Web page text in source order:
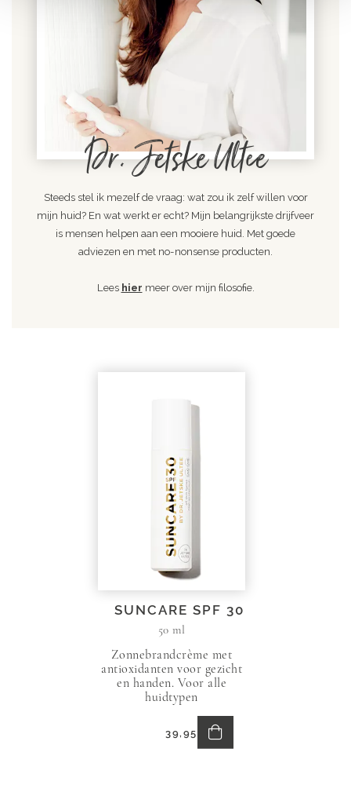
Dr. Jetske Ultee
Steeds stel ik mezelf de vraag: wat zou ik zelf willen voor
mijn huid? En wat werkt er echt? Mijn belangrijkste drijfveer
is mensen helpen aan een mooiere huid. Met goede
adviezen en met no-nonsense producten.
Lees hier meer over mijn filosofie.
SUNCARE SPF 30
50 ml
Zonnebrandcrème met
antioxidanten voor gezicht
en handen. Voor alle
huidtypen
39,95
In
Winkelmand